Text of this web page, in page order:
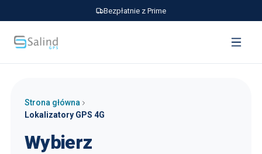
Bezpłatnie z Prime
Strona główna
Lokalizatory GPS 4G
Wybierz